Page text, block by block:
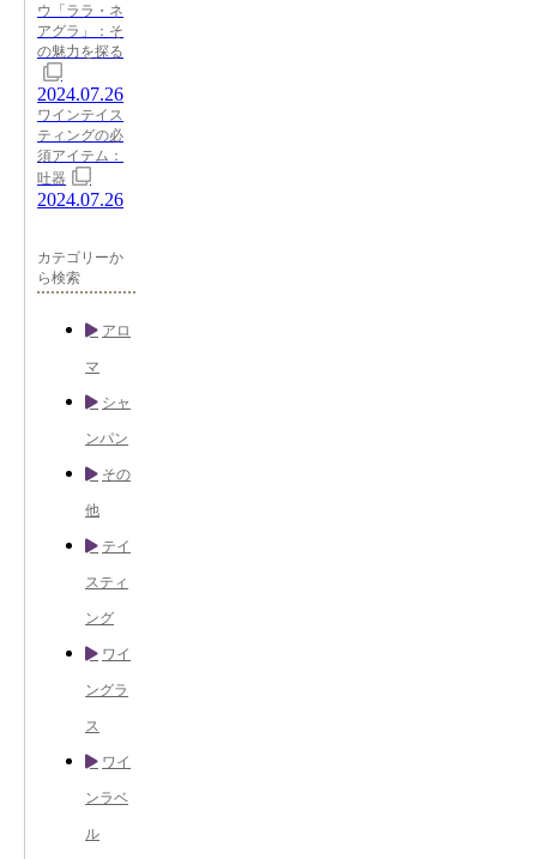
ウ「ララ・ネ
アグラ」：そ
の魅力を探る
2024.07.26
ワインテイス
ティングの必
須アイテム：
吐器
2024.07.26
カテゴリーか
ら検索
アロ
マ
シャ
ンパン
その
他
テイ
スティ
ング
ワイ
ングラ
ス
ワイ
ンラベ
ル